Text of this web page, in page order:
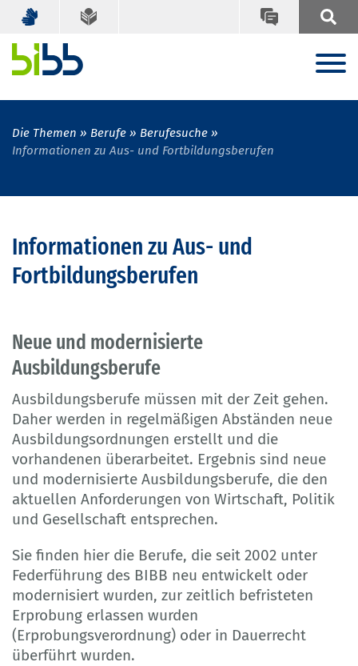
Die Themen Berufe
Berufesuche
Informationen zu Aus- und Fortbildungsberufen
Informationen zu Aus- und
Fortbildungsberufen
Neue und modernisierte
Ausbildungsberufe
Ausbildungsberufe müssen mit der Zeit gehen.
Daher werden in regelmäßigen Abständen neue
Ausbildungsordnungen erstellt und die
vorhandenen überarbeitet. Ergebnis sind neue
und modernisierte Ausbildungsberufe, die den
aktuellen Anforderungen von Wirtschaft, Politik
und Gesellschaft entsprechen.
Sie finden hier die Berufe, die seit 2002 unter
Federführung des BIBB neu entwickelt oder
modernisiert wurden, zur zeitlich befristeten
Erprobung erlassen wurden
(Erprobungsverordnung) oder in Dauerrecht
überführt wurden.